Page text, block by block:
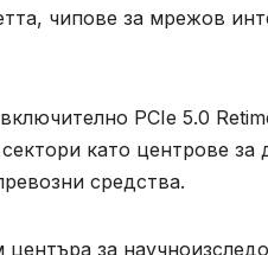
чипове за мрежов
PCIe 5.0
като центрове
средства.
центъра за